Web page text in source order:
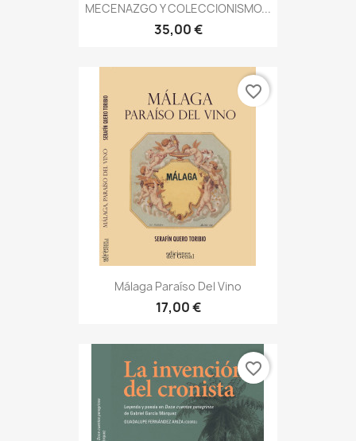
MECENAZGO Y COLECCIONISMO...
35,00 €
Málaga Paraíso Del Vino
17,00 €
favorite_border
favorite_border